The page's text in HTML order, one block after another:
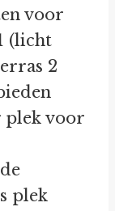
voor
(licht
2
plek voor
plek